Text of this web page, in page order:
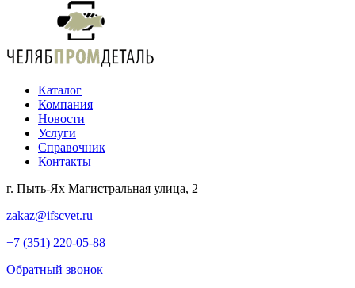
Каталог
Компания
Новости
Услуги
Справочник
Контакты
г. Пыть-Ях Магистральная улица, 2
zakaz@ifscvet.ru
+7 (351) 220-05-88
Обратный звонок